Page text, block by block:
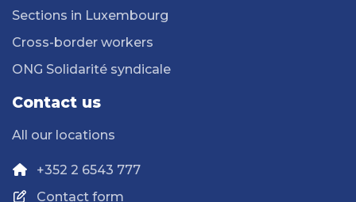
Sections in Luxembourg
Cross-border workers
ONG Solidarité syndicale
Contact us
All our locations
+352 2 6543 777
Contact form